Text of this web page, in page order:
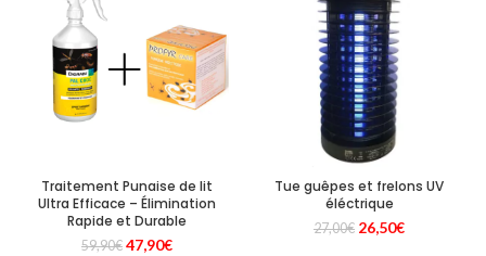
Traitement Punaise de lit
Ultra Efficace – Élimination
Rapide et Durable
59,90€ Le
47,90€Le
Tue guêpes et frelons UV
éléctrique
27,00€ Le
26,50€Le